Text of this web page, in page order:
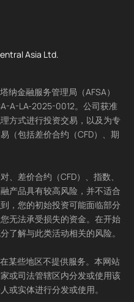
Asia Ltd.
金融服务管理局（AFSA）
A-LA-2025-0012。公司获准
方式进行投资交易，以及为专
（包括差价合约（CFD）、期
、差价合约（CFD）、指数、
产品具有较高风险，并不适合
，您的初始投资可能面临部分
无法承受损失的资金。在开始
了解与此类活动相关的风险。
某些地区不提供服务。本网站
或司法管辖区内分发或使用该
或实体进行分发或使用。